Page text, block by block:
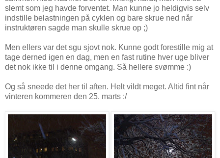
slemt som jeg havde forventet. Man kunne jo heldigvis selv
indstille belastningen på cyklen og bare skrue ned når
instruktøren sagde man skulle skrue op ;)
Men ellers var det sgu sjovt nok. Kunne godt forestille mig at
tage derned igen en dag, men en fast rutine hver uge bliver
det nok ikke til i denne omgang. Så hellere svømme :)
Og så sneede det her til aften. Helt vildt meget. Altid fint når
vinteren kommeren den 25. marts :/